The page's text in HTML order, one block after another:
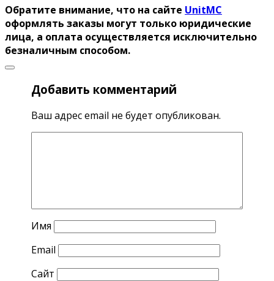
Обратите внимание, что на сайте UnitMC
оформлять заказы могут только юридические
лица, а оплата осуществляется исключительно
безналичным способом.
Добавить комментарий
Ваш адрес email не будет опубликован.
Имя
Email
Сайт